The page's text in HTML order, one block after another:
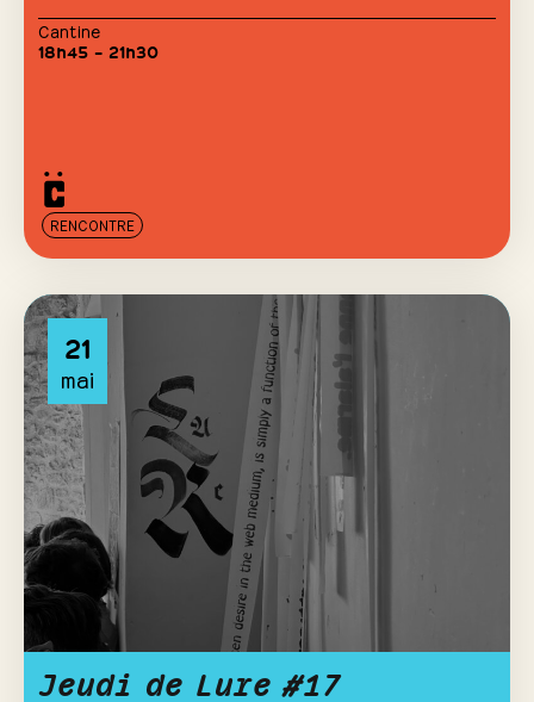
Cantine
18h45 – 21h30
RENCONTRE
21
mai
Jeudi de Lure #17